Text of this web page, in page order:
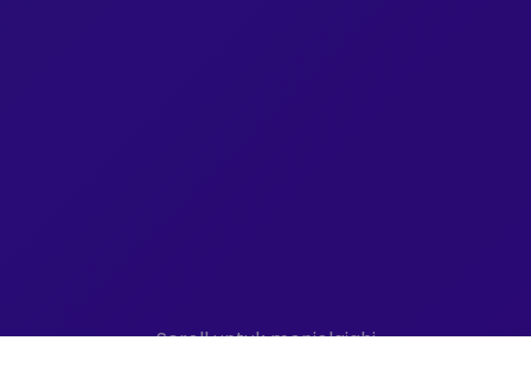
Scroll untuk menjelajahi